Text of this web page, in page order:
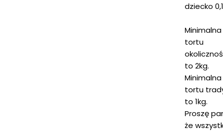
dziecko
tortu
to 2kg.
tortu
to 1kg.
Proszę
że